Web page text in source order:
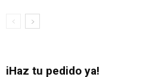
iHaz tu pedido ya!